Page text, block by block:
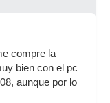
compre la
bien con el pc
aunque por lo